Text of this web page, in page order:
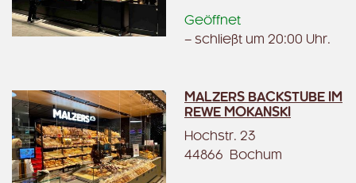
Geöffnet
– schließt um 20:00 Uhr.
MALZERS BACKSTUBE IM
REWE MOKANSKI
Hochstr. 23
44866 Bochum